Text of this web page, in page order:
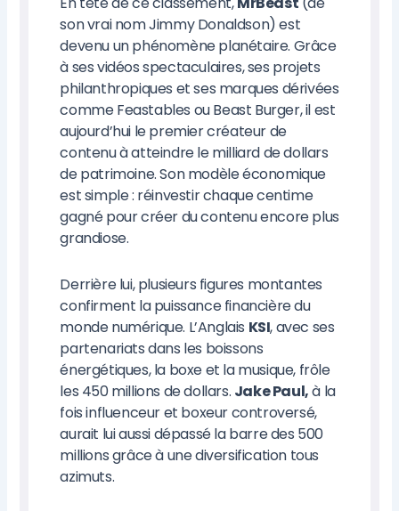
son vrai nom Jimmy Donaldson) est
devenu un phénomène planétaire. Grâce
à ses vidéos spectaculaires, ses projets
philanthropiques et ses marques dérivées
comme Feastables ou Beast Burger, il est
aujourd’hui le premier créateur de
contenu à atteindre le milliard de dollars
de patrimoine. Son modèle économique
est simple : réinvestir chaque centime
gagné pour créer du contenu encore plus
grandiose.
Derrière lui, plusieurs figures montantes
confirment la puissance financière du
monde numérique. L’Anglais KSI, avec ses
partenariats dans les boissons
énergétiques, la boxe et la musique, frôle
les 450 millions de dollars. Jake Paul,à la
fois influenceur et boxeur controversé,
aurait lui aussi dépassé la barre des 500
millions grâce à une diversification tous
azimuts.